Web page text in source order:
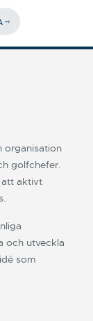
organisation
golfchefer.
att aktivt
och utveckla
som